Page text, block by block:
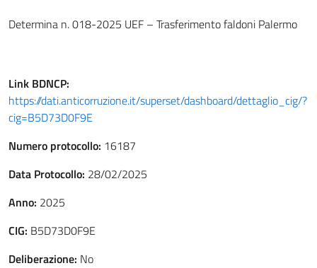
Determina n. 018-2025 UEF – Trasferimento faldoni Palermo
Link BDNCP:
https://dati.anticorruzione.it/superset/dashboard/dettaglio_cig/?
cig=B5D73D0F9E
Numero protocollo: 16187
Data Protocollo: 28/02/2025
Anno: 2025
CIG: B5D73D0F9E
Deliberazione: No